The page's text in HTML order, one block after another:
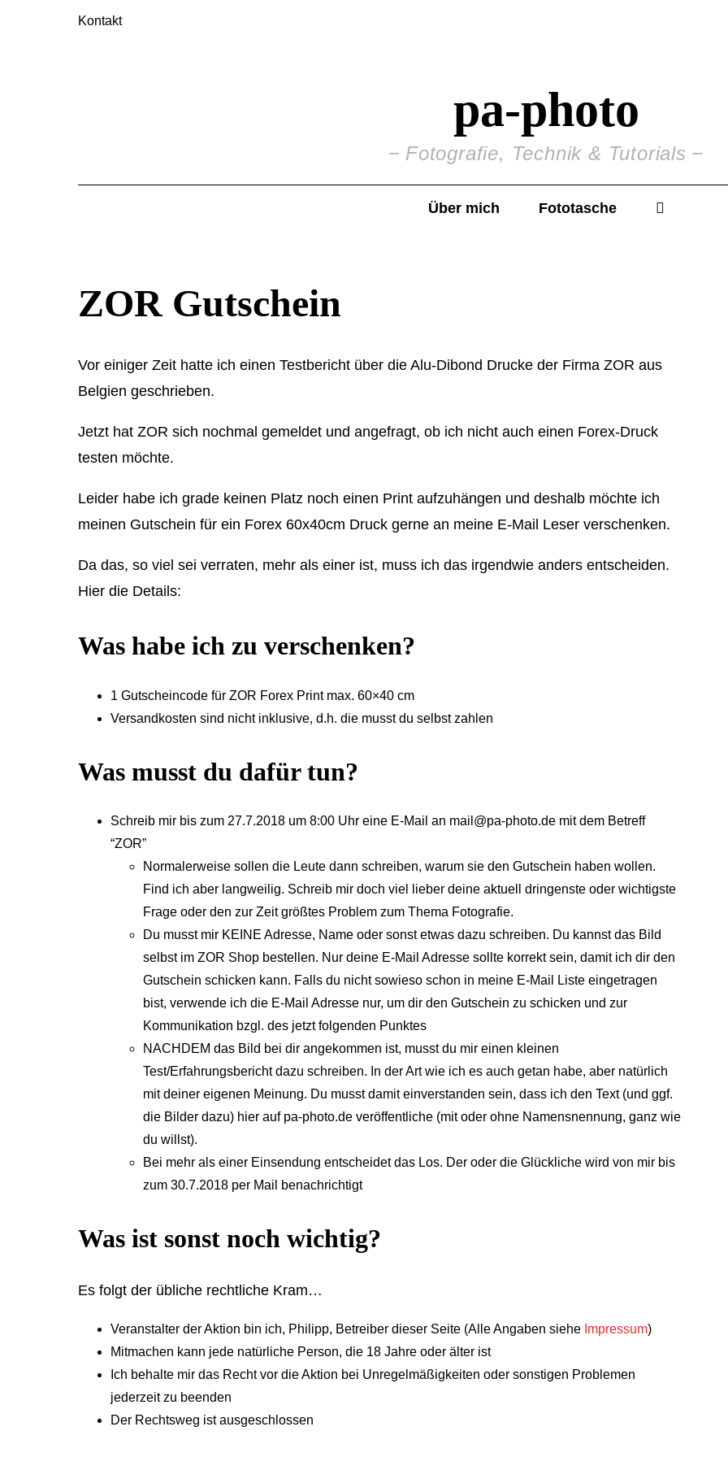
Kontakt
pa-photo
Fotografie, Technik & Tutorials
Über mich Fototasche
ZOR Gutschein
Vor einiger Zeit hatte ich einen Testbericht über die Alu-Dibond Drucke der Firma ZOR aus
Belgien geschrieben.
Jetzt hat ZOR sich nochmal gemeldet und angefragt, ob ich nicht auch einen Forex-Druck
testen möchte.
Leider habe ich grade keinen Platz noch einen Print aufzuhängen und deshalb möchte ich
meinen Gutschein für ein Forex 60x40cm Druck gerne an meine E-Mail Leser verschenken.
Da das, so viel sei verraten, mehr als einer ist, muss ich das irgendwie anders entscheiden.
Hier die Details:
Was habe ich zu verschenken?
1 Gutscheincode für ZOR Forex Print max. 60×40 cm
Versandkosten sind nicht inklusive, d.h. die musst du selbst zahlen
Was musst du dafür tun?
Schreib mir bis zum 27.7.2018 um 8:00 Uhr eine E-Mail an mail@pa-photo.de mit dem Betreff
“ZOR”
Normalerweise sollen die Leute dann schreiben, warum sie den Gutschein haben wollen.
Find ich aber langweilig. Schreib mir doch viel lieber deine aktuell dringenste oder wichtigste
Frage oder den zur Zeit größtes Problem zum Thema Fotografie.
Du musst mir KEINE Adresse, Name oder sonst etwas dazu schreiben. Du kannst das Bild
selbst im ZOR Shop bestellen. Nur deine E-Mail Adresse sollte korrekt sein, damit ich dir den
Gutschein schicken kann. Falls du nicht sowieso schon in meine E-Mail Liste eingetragen
bist, verwende ich die E-Mail Adresse nur, um dir den Gutschein zu schicken und zur
Kommunikation bzgl. des jetzt folgenden Punktes
NACHDEM das Bild bei dir angekommen ist, musst du mir einen kleinen
Test/Erfahrungsbericht dazu schreiben. In der Art wie ich es auch getan habe, aber natürlich
mit deiner eigenen Meinung. Du musst damit einverstanden sein, dass ich den Text (und ggf.
die Bilder dazu) hier auf pa-photo.de veröffentliche (mit oder ohne Namensnennung, ganz wie
du willst).
Bei mehr als einer Einsendung entscheidet das Los. Der oder die Glückliche wird von mir bis
zum 30.7.2018 per Mail benachrichtigt
Was ist sonst noch wichtig?
Es folgt der übliche rechtliche Kram…
Veranstalter der Aktion bin ich, Philipp, Betreiber dieser Seite (Alle Angaben siehe Impressum)
Mitmachen kann jede natürliche Person, die 18 Jahre oder älter ist
Ich behalte mir das Recht vor die Aktion bei Unregelmäßigkeiten oder sonstigen Problemen
jederzeit zu beenden
Der Rechtsweg ist ausgeschlossen